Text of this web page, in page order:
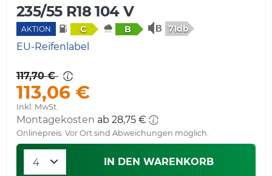
235/55 R18 104 V
AKTION C B 71db
EU-Reifenlabel
117,70 €
113,06 €
Inkl. MwSt.
Montagekosten ab 28,75 €
Onlinepreis. Vor Ort sind Abweichungen möglich.
IN DEN WARENKORB